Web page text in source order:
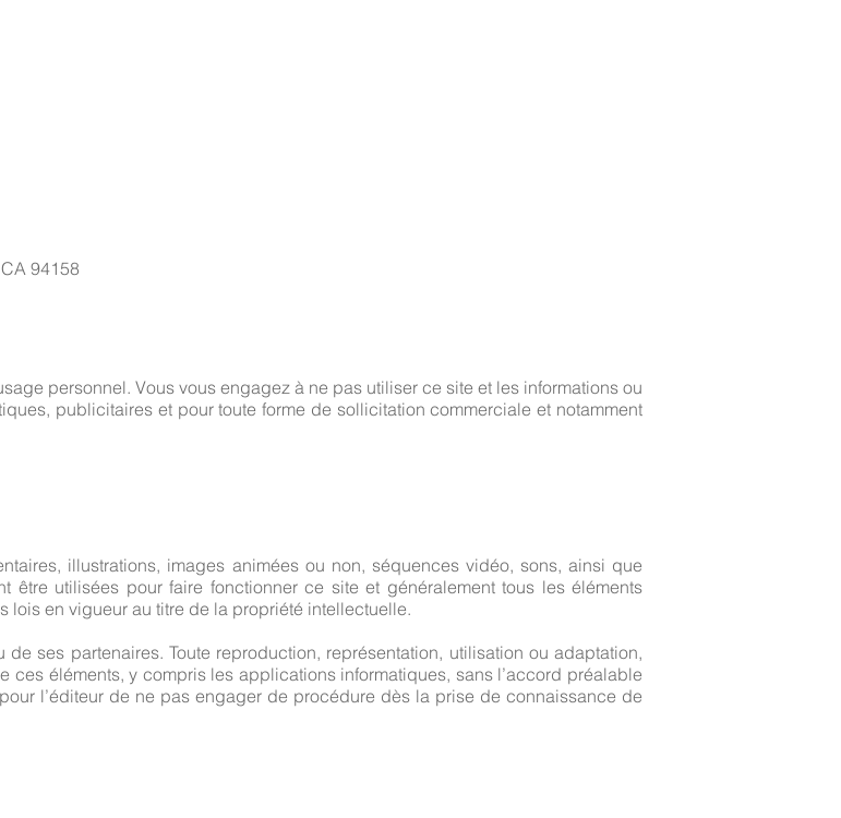
94158
personnel. Vous vous engagez à ne pas utiliser ce site et les informations ou
publicitaires et pour toute forme de sollicitation commerciale et notamment
illustrations, images animées ou non, séquences vidéo, sons, ainsi que
être utilisées pour faire fonctionner ce site et généralement tous les éléments
lois en vigueur au titre de la propriété intellectuelle.
ses partenaires. Toute reproduction, représentation, utilisation ou adaptation,
ces éléments, y compris les applications informatiques, sans l’accord préalable
l’éditeur de ne pas engager de procédure dès la prise de connaissance de